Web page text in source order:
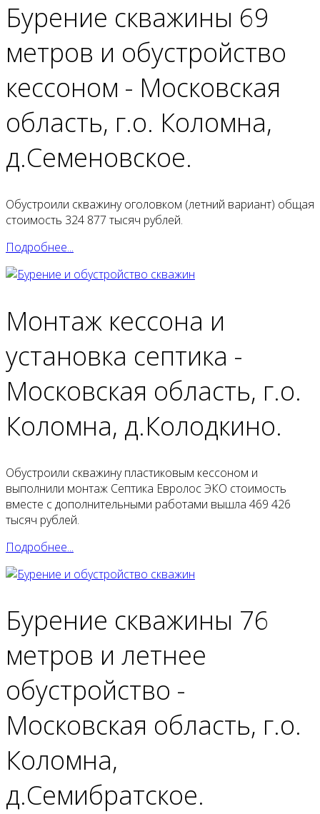
Бурение скважины 69
метров и обустройство
кессоном - Московская
область, г.о. Коломна,
д.Семеновское.
Обустроили скважину оголовком (летний вариант) общая
стоимость 324 877 тысяч рублей.
Подробнее...
Монтаж кессона и
установка септика -
Московская область, г.о.
Коломна, д.Колодкино.
Обустроили скважину пластиковым кессоном и
выполнили монтаж Септика Евролос ЭКО стоимость
вместе с дополнительными работами вышла 469 426
тысяч рублей.
Подробнее...
Бурение скважины 76
метров и летнее
обустройство -
Московская область, г.о.
Коломна,
д.Семибратское.